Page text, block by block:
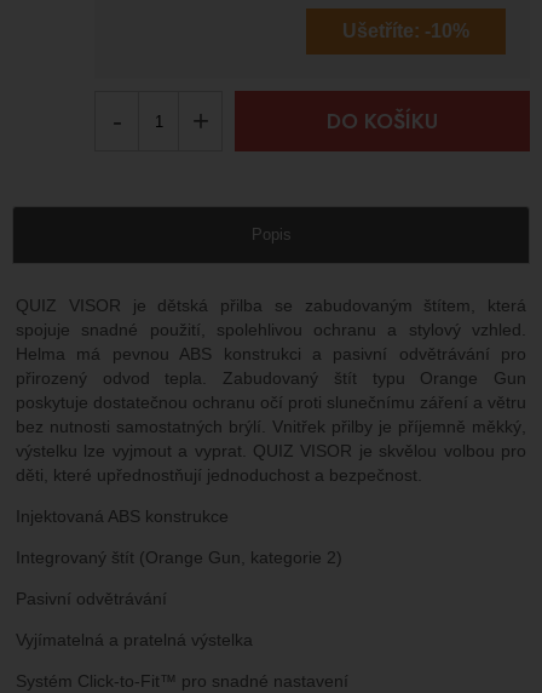
Ušetříte: -10%
- + DO KOŠÍKU
Popis
QUIZ VISOR je dětská přilba se zabudovaným štítem, která
spojuje snadné použití, spolehlivou ochranu a stylový vzhled.
Helma má pevnou ABS konstrukci a pasivní odvětrávání pro
přirozený odvod tepla. Zabudovaný štít typu Orange Gun
poskytuje dostatečnou ochranu očí proti slunečnímu záření a větru
bez nutnosti samostatných brýlí. Vnitřek přilby je příjemně měkký,
výstelku lze vyjmout a vyprat. QUIZ VISOR je skvělou volbou pro
děti, které upřednostňují jednoduchost a bezpečnost.
Injektovaná ABS konstrukce
Integrovaný štít (Orange Gun, kategorie 2)
Pasivní odvětrávání
Vyjímatelná a pratelná výstelka
Systém Click-to-Fit™ pro snadné nastavení